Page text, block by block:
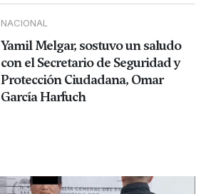
NACIONAL
Yamil Melgar, sostuvo un saludo
con el Secretario de Seguridad y
Protección Ciudadana, Omar
García Harfuch